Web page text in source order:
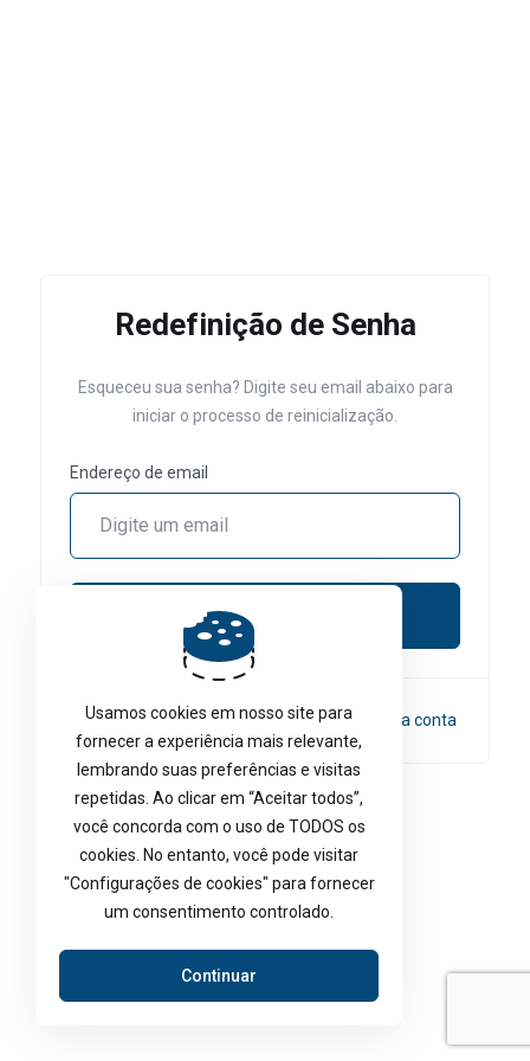
Redefinição de Senha
Esqueceu sua senha? Digite seu email abaixo para
iniciar o processo de reinicialização.
Endereço de email
Enviar
Não possui uma conta ainda?Criar uma nova conta
Idioma: Português
Usamos cookies em nosso site para
fornecer a experiência mais relevante,
lembrando suas preferências e visitas
repetidas. Ao clicar em “Aceitar todos”,
você concorda com o uso de TODOS os
cookies. No entanto, você pode visitar
"Configurações de cookies" para fornecer
um consentimento controlado.
Continuar